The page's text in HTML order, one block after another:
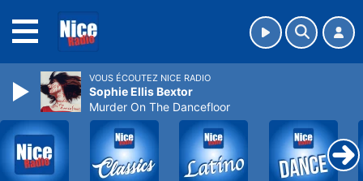
VOUS ÉCOUTEZ NICE RADIO
Sophie Ellis Bextor
Murder On The Dancefloor